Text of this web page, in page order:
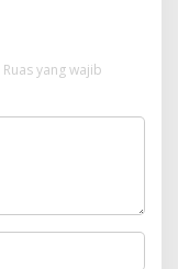
Ruas yang wajib